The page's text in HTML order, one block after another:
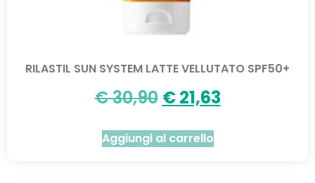
RILASTIL SUN SYSTEM LATTE VELLUTATO SPF50+
€30,90 €21,63
Aggiungi al carrello